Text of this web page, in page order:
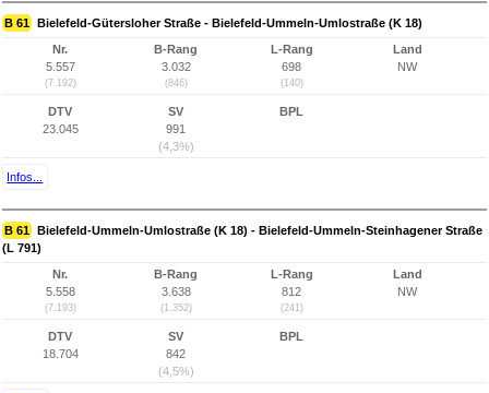
B 61 Bielefeld-Gütersloher Straße - Bielefeld-Ummeln-Umlostraße (K 18)
Nr.
5.557
(7.192)
B-Rang
3.032
(846)
L-Rang
698
(140)
Land
NW
DTV
23.045
SV
991
(4,3%)
BPL
Infos...
B 61 Bielefeld-Ummeln-Umlostraße (K 18) - Bielefeld-Ummeln-Steinhagener Straße
(L 791)
Nr.
5.558
(7.193)
B-Rang
3.638
(1.352)
L-Rang
812
(241)
Land
NW
DTV
18.704
SV
842
(4,5%)
BPL